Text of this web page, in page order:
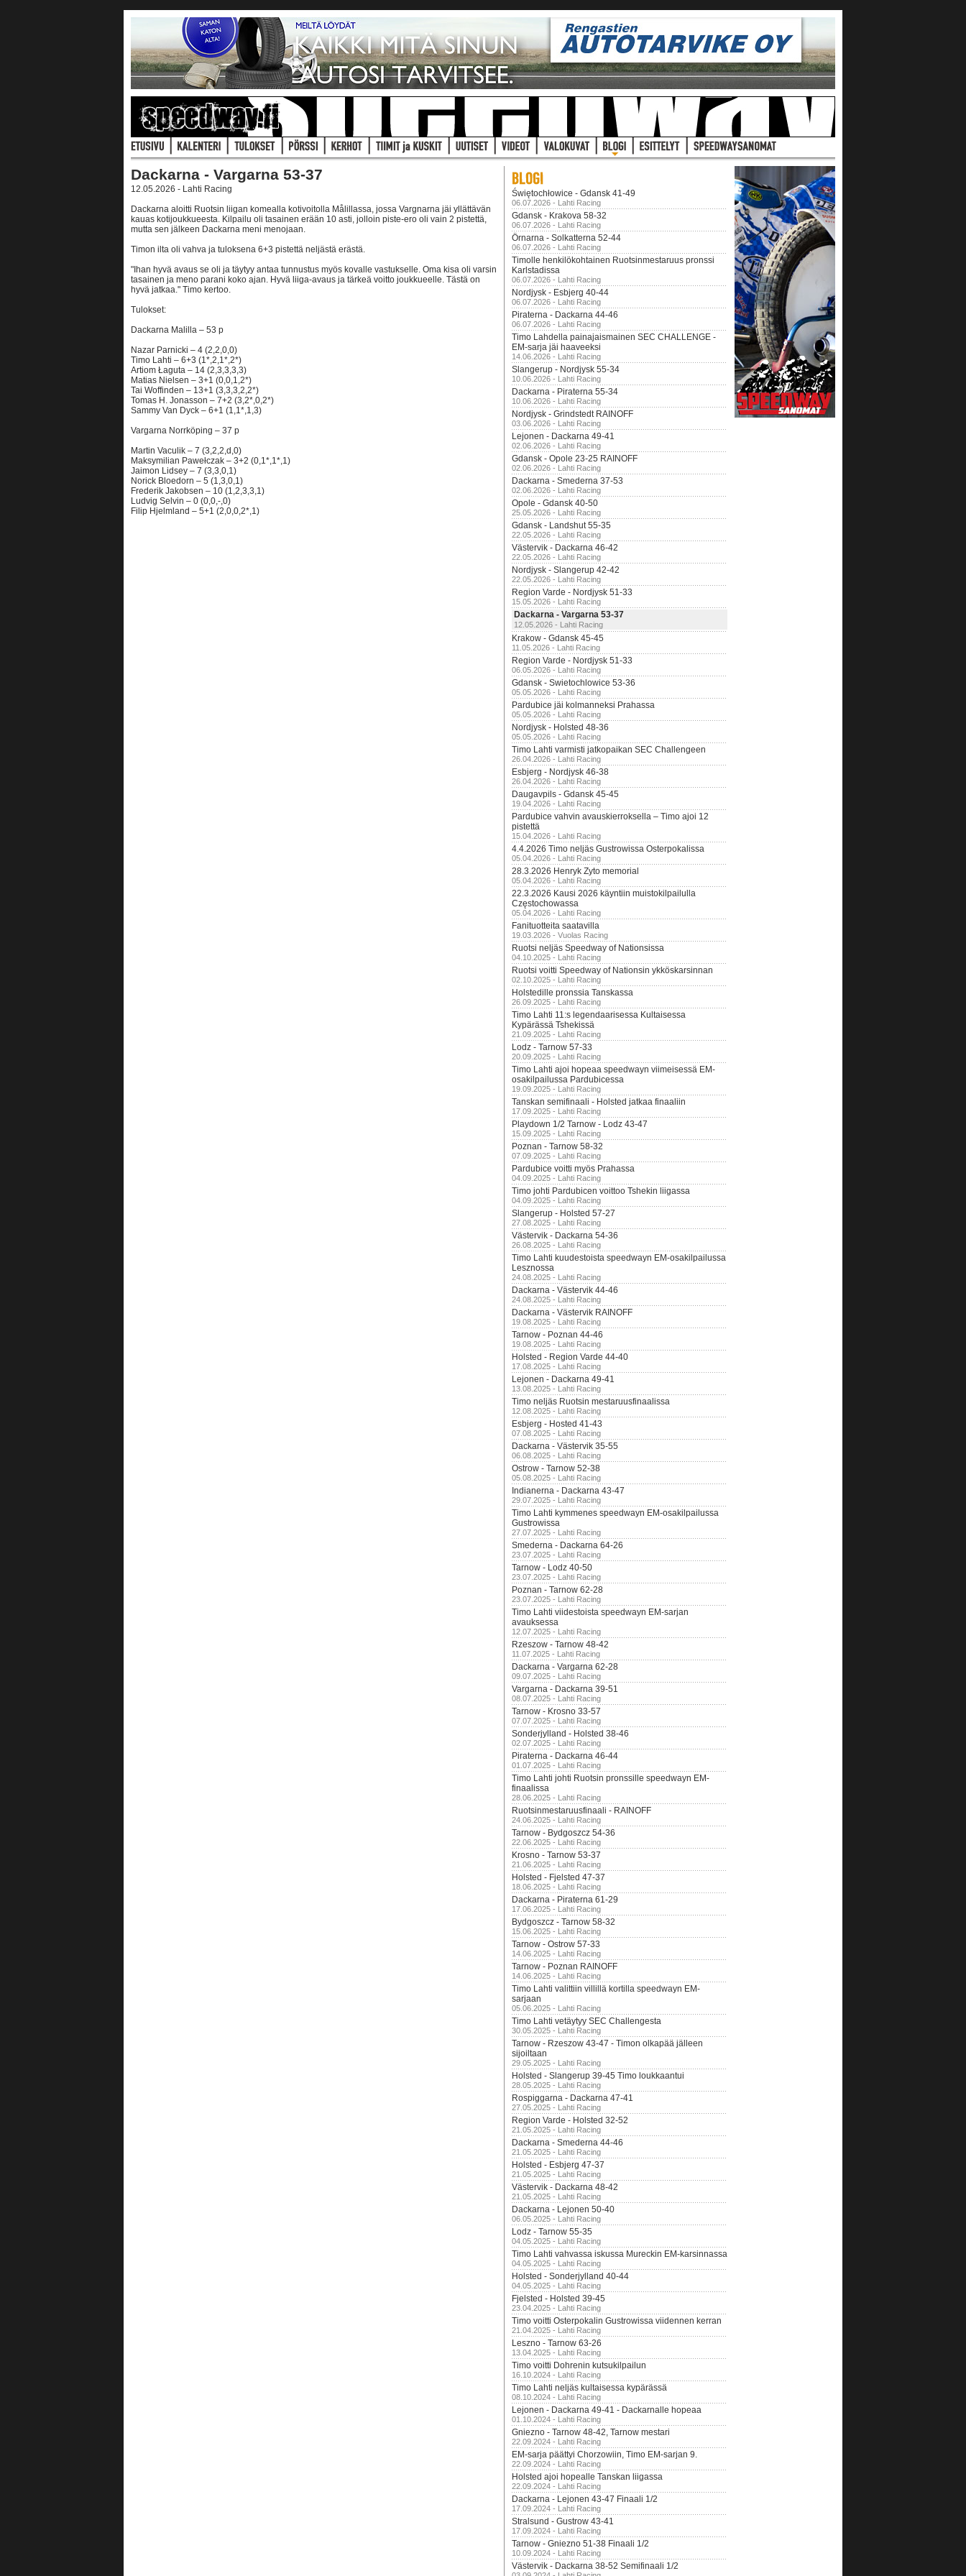
Dackarna - Vargarna 53-37
12.05.2026 - Lahti Racing
Dackarna aloitti Ruotsin liigan komealla kotivoitolla Målillassa, jossa Vargnarna jäi yllättävän
kauas kotijoukkueesta. Kilpailu oli tasainen erään 10 asti, jolloin piste-ero oli vain 2 pistettä,
mutta sen jälkeen Dackarna meni menojaan.
Timon ilta oli vahva ja tuloksena 6+3 pistettä neljästä erästä.
"Ihan hyvä avaus se oli ja täytyy antaa tunnustus myös kovalle vastukselle. Oma kisa oli varsin
tasainen ja meno parani koko ajan. Hyvä liiga-avaus ja tärkeä voitto joukkueelle. Tästä on
hyvä jatkaa." Timo kertoo.
Tulokset:
Dackarna Malilla – 53 p
Nazar Parnicki – 4 (2,2,0,0)
Timo Lahti – 6+3 (1*,2,1*,2*)
Artiom Łaguta – 14 (2,3,3,3,3)
Matias Nielsen – 3+1 (0,0,1,2*)
Tai Woffinden – 13+1 (3,3,3,2,2*)
Tomas H. Jonasson – 7+2 (3,2*,0,2*)
Sammy Van Dyck – 6+1 (1,1*,1,3)
Vargarna Norrköping – 37 p
Martin Vaculik – 7 (3,2,2,d,0)
Maksymilian Pawełczak – 3+2 (0,1*,1*,1)
Jaimon Lidsey – 7 (3,3,0,1)
Norick Bloedorn – 5 (1,3,0,1)
Frederik Jakobsen – 10 (1,2,3,3,1)
Ludvig Selvin – 0 (0,0,-,0)
Filip Hjelmland – 5+1 (2,0,0,2*,1)
Świętochłowice - Gdansk 41-49
06.07.2026 - Lahti Racing
Gdansk - Krakova 58-32
06.07.2026 - Lahti Racing
Örnarna - Solkatterna 52-44
06.07.2026 - Lahti Racing
Timolle henkilökohtainen Ruotsinmestaruus pronssi
Karlstadissa
06.07.2026 - Lahti Racing
Nordjysk - Esbjerg 40-44
06.07.2026 - Lahti Racing
Piraterna - Dackarna 44-46
06.07.2026 - Lahti Racing
Timo Lahdella painajaismainen SEC CHALLENGE -
EM-sarja jäi haaveeksi
14.06.2026 - Lahti Racing
Slangerup - Nordjysk 55-34
10.06.2026 - Lahti Racing
Dackarna - Piraterna 55-34
10.06.2026 - Lahti Racing
Nordjysk - Grindstedt RAINOFF
03.06.2026 - Lahti Racing
Lejonen - Dackarna 49-41
02.06.2026 - Lahti Racing
Gdansk - Opole 23-25 RAINOFF
02.06.2026 - Lahti Racing
Dackarna - Smederna 37-53
02.06.2026 - Lahti Racing
Opole - Gdansk 40-50
25.05.2026 - Lahti Racing
Gdansk - Landshut 55-35
22.05.2026 - Lahti Racing
Västervik - Dackarna 46-42
22.05.2026 - Lahti Racing
Nordjysk - Slangerup 42-42
22.05.2026 - Lahti Racing
Region Varde - Nordjysk 51-33
15.05.2026 - Lahti Racing
Dackarna - Vargarna 53-37
12.05.2026 - Lahti Racing
Krakow - Gdansk 45-45
11.05.2026 - Lahti Racing
Region Varde - Nordjysk 51-33
06.05.2026 - Lahti Racing
Gdansk - Swietochlowice 53-36
05.05.2026 - Lahti Racing
Pardubice jäi kolmanneksi Prahassa
05.05.2026 - Lahti Racing
Nordjysk - Holsted 48-36
05.05.2026 - Lahti Racing
Timo Lahti varmisti jatkopaikan SEC Challengeen
26.04.2026 - Lahti Racing
Esbjerg - Nordjysk 46-38
26.04.2026 - Lahti Racing
Daugavpils - Gdansk 45-45
19.04.2026 - Lahti Racing
Pardubice vahvin avauskierroksella – Timo ajoi 12
pistettä
15.04.2026 - Lahti Racing
4.4.2026 Timo neljäs Gustrowissa Osterpokalissa
05.04.2026 - Lahti Racing
28.3.2026 Henryk Zyto memorial
05.04.2026 - Lahti Racing
22.3.2026 Kausi 2026 käyntiin muistokilpailulla
Częstochowassa
05.04.2026 - Lahti Racing
Fanituotteita saatavilla
19.03.2026 - Vuolas Racing
Ruotsi neljäs Speedway of Nationsissa
04.10.2025 - Lahti Racing
Ruotsi voitti Speedway of Nationsin ykköskarsinnan
02.10.2025 - Lahti Racing
Holstedille pronssia Tanskassa
26.09.2025 - Lahti Racing
Timo Lahti 11:s legendaarisessa Kultaisessa
Kypärässä Tshekissä
21.09.2025 - Lahti Racing
Lodz - Tarnow 57-33
20.09.2025 - Lahti Racing
Timo Lahti ajoi hopeaa speedwayn viimeisessä EM-
osakilpailussa Pardubicessa
19.09.2025 - Lahti Racing
Tanskan semifinaali - Holsted jatkaa finaaliin
17.09.2025 - Lahti Racing
Playdown 1/2 Tarnow - Lodz 43-47
15.09.2025 - Lahti Racing
Poznan - Tarnow 58-32
07.09.2025 - Lahti Racing
Pardubice voitti myös Prahassa
04.09.2025 - Lahti Racing
Timo johti Pardubicen voittoo Tshekin liigassa
04.09.2025 - Lahti Racing
Slangerup - Holsted 57-27
27.08.2025 - Lahti Racing
Västervik - Dackarna 54-36
26.08.2025 - Lahti Racing
Timo Lahti kuudestoista speedwayn EM-osakilpailussa
Lesznossa
24.08.2025 - Lahti Racing
Dackarna - Västervik 44-46
24.08.2025 - Lahti Racing
Dackarna - Västervik RAINOFF
19.08.2025 - Lahti Racing
Tarnow - Poznan 44-46
19.08.2025 - Lahti Racing
Holsted - Region Varde 44-40
17.08.2025 - Lahti Racing
Lejonen - Dackarna 49-41
13.08.2025 - Lahti Racing
Timo neljäs Ruotsin mestaruusfinaalissa
12.08.2025 - Lahti Racing
Esbjerg - Hosted 41-43
07.08.2025 - Lahti Racing
Dackarna - Västervik 35-55
06.08.2025 - Lahti Racing
Ostrow - Tarnow 52-38
05.08.2025 - Lahti Racing
Indianerna - Dackarna 43-47
29.07.2025 - Lahti Racing
Timo Lahti kymmenes speedwayn EM-osakilpailussa
Gustrowissa
27.07.2025 - Lahti Racing
Smederna - Dackarna 64-26
23.07.2025 - Lahti Racing
Tarnow - Lodz 40-50
23.07.2025 - Lahti Racing
Poznan - Tarnow 62-28
23.07.2025 - Lahti Racing
Timo Lahti viidestoista speedwayn EM-sarjan
avauksessa
12.07.2025 - Lahti Racing
Rzeszow - Tarnow 48-42
11.07.2025 - Lahti Racing
Dackarna - Vargarna 62-28
09.07.2025 - Lahti Racing
Vargarna - Dackarna 39-51
08.07.2025 - Lahti Racing
Tarnow - Krosno 33-57
07.07.2025 - Lahti Racing
Sonderjylland - Holsted 38-46
02.07.2025 - Lahti Racing
Piraterna - Dackarna 46-44
01.07.2025 - Lahti Racing
Timo Lahti johti Ruotsin pronssille speedwayn EM-
finaalissa
28.06.2025 - Lahti Racing
Ruotsinmestaruusfinaali - RAINOFF
24.06.2025 - Lahti Racing
Tarnow - Bydgoszcz 54-36
22.06.2025 - Lahti Racing
Krosno - Tarnow 53-37
21.06.2025 - Lahti Racing
Holsted - Fjelsted 47-37
18.06.2025 - Lahti Racing
Dackarna - Piraterna 61-29
17.06.2025 - Lahti Racing
Bydgoszcz - Tarnow 58-32
15.06.2025 - Lahti Racing
Tarnow - Ostrow 57-33
14.06.2025 - Lahti Racing
Tarnow - Poznan RAINOFF
14.06.2025 - Lahti Racing
Timo Lahti valittiin villillä kortilla speedwayn EM-
sarjaan
05.06.2025 - Lahti Racing
Timo Lahti vetäytyy SEC Challengesta
30.05.2025 - Lahti Racing
Tarnow - Rzeszow 43-47 - Timon olkapää jälleen
sijoiltaan
29.05.2025 - Lahti Racing
Holsted - Slangerup 39-45 Timo loukkaantui
28.05.2025 - Lahti Racing
Rospiggarna - Dackarna 47-41
27.05.2025 - Lahti Racing
Region Varde - Holsted 32-52
21.05.2025 - Lahti Racing
Dackarna - Smederna 44-46
21.05.2025 - Lahti Racing
Holsted - Esbjerg 47-37
21.05.2025 - Lahti Racing
Västervik - Dackarna 48-42
21.05.2025 - Lahti Racing
Dackarna - Lejonen 50-40
06.05.2025 - Lahti Racing
Lodz - Tarnow 55-35
04.05.2025 - Lahti Racing
Timo Lahti vahvassa iskussa Mureckin EM-karsinnassa
04.05.2025 - Lahti Racing
Holsted - Sonderjylland 40-44
04.05.2025 - Lahti Racing
Fjelsted - Holsted 39-45
23.04.2025 - Lahti Racing
Timo voitti Osterpokalin Gustrowissa viidennen kerran
21.04.2025 - Lahti Racing
Leszno - Tarnow 63-26
13.04.2025 - Lahti Racing
Timo voitti Dohrenin kutsukilpailun
16.10.2024 - Lahti Racing
Timo Lahti neljäs kultaisessa kypärässä
08.10.2024 - Lahti Racing
Lejonen - Dackarna 49-41 - Dackarnalle hopeaa
01.10.2024 - Lahti Racing
Gniezno - Tarnow 48-42, Tarnow mestari
22.09.2024 - Lahti Racing
EM-sarja päättyi Chorzowiin, Timo EM-sarjan 9.
22.09.2024 - Lahti Racing
Holsted ajoi hopealle Tanskan liigassa
22.09.2024 - Lahti Racing
Dackarna - Lejonen 43-47 Finaali 1/2
17.09.2024 - Lahti Racing
Stralsund - Gustrow 43-41
17.09.2024 - Lahti Racing
Tarnow - Gniezno 51-38 Finaali 1/2
10.09.2024 - Lahti Racing
Västervik - Dackarna 38-52 Semifinaali 1/2